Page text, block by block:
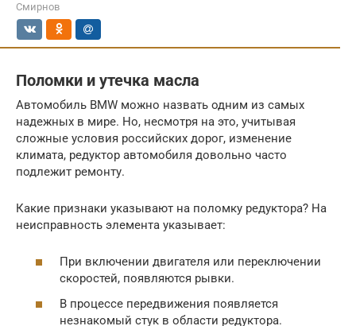
Смирнов
Поломки и утечка масла
Автомобиль BMW можно назвать одним из самых
надежных в мире. Но, несмотря на это, учитывая
сложные условия российских дорог, изменение
климата, редуктор автомобиля довольно часто
подлежит ремонту.
Какие признаки указывают на поломку редуктора? На
неисправность элемента указывает:
При включении двигателя или переключении
скоростей, появляются рывки.
В процессе передвижения появляется
незнакомый стук в области редуктора.